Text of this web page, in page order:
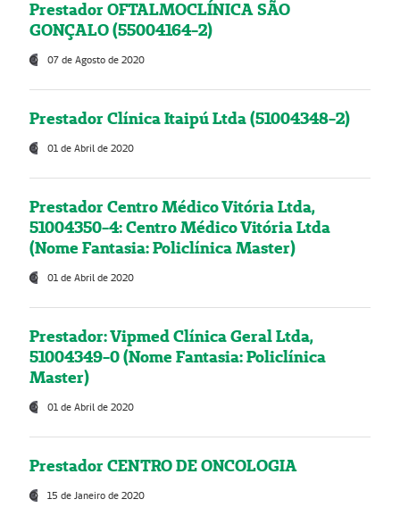
Prestador OFTALMOCLÍNICA SÃO
GONÇALO (55004164-2)
07 de Agosto de 2020
Prestador Clínica Itaipú Ltda (51004348-2)
01 de Abril de 2020
Prestador Centro Médico Vitória Ltda,
51004350-4: Centro Médico Vitória Ltda
(Nome Fantasia: Policlínica Master)
01 de Abril de 2020
Prestador: Vipmed Clínica Geral Ltda,
51004349-0 (Nome Fantasia: Policlínica
Master)
01 de Abril de 2020
Prestador CENTRO DE ONCOLOGIA
15 de Janeiro de 2020